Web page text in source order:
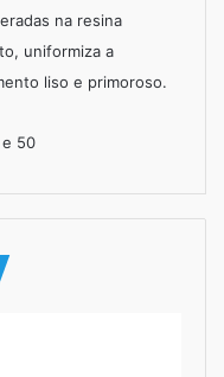
na resina
uniformiza a
liso e primoroso.
50